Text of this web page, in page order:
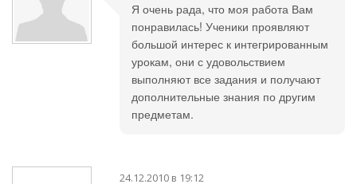
Я очень рада, что моя работа Вам
понравилась! Ученики проявляют
большой интерес к интегрированным
урокам, они с удовольствием
выполняют все задания и получают
дополнительные знания по другим
предметам.
24.12.2010 в 19:12